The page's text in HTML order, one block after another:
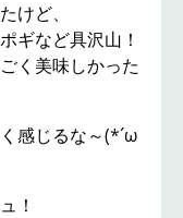
けど、
ギなど具沢山！
く美味しかった
感じるな～(*´ω
！